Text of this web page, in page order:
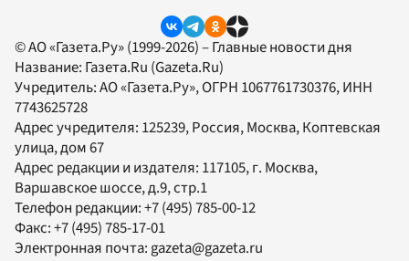
© АО «Газета.Ру» (1999-2026) – Главные новости дня
Название: Газета.Ru (Gazeta.Ru)
Учредитель:АО «Газета.Ру», ОГРН 1067761730376, ИНН
7743625728
Адрес учредителя: 125239, Россия, Москва, Коптевская
улица, дом 67
Адрес редакции и издателя: 117105, г. Москва,
Варшавское шоссе, д.9, стр.1
Телефон редакции:+7 (495) 785-00-12
Факс:+7 (495) 785-17-01
Электронная почта:gazeta@gazeta.ru